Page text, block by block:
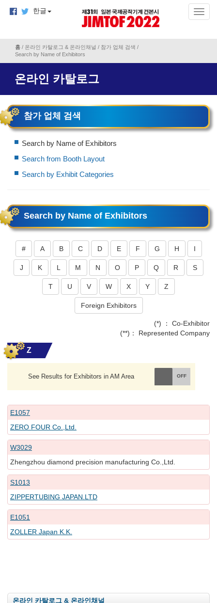
한글
홈 / 온라인 카탈로그 & 온라인채널 / 참가 업체 검색 /
Search by Name of Exhibitors
온라인 카탈로그
참가 업체 검색
Search by Name of Exhibitors
Search from Booth Layout
Search by Exhibit Categories
Search by Name of Exhibitors
# A B C D E F G H I
J K L M N O P Q R S
T U V W X Y Z
Foreign Exhibitors
(*) ： Co-Exhibitor
(**)： Represented Company
Z
See Results for Exhibitors in AM Area
E1057
ZERO FOUR Co.,Ltd.
W3029
Zhengzhou diamond precision manufacturing Co.,Ltd.
S1013
ZIPPERTUBING JAPAN.LTD
E1051
ZOLLER Japan K.K.
온라인 카탈로그 & 온라인채널